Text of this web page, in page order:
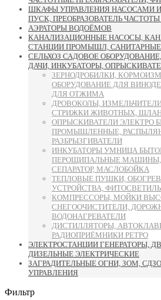
ШКАФЫ УПРАВЛЕНИЯ НАСОСАМИ
ПУСК, ПРЕОБРАЗОВАТЕЛЬ ЧАСТОТЫ
АЭРАТОРЫ ВОДОЁМОВ
КАНАЛИЗАЦИОННЫЕ НАСОСЫ,
СТАНЦИИ ПРОМЫШЛ,
СЕЛЬХОЗ САДОВОЕ
ДАЧИ, ИНКУБАТОРЫ,
ЗЕРНОДРОБИЛКИ,
ОБОРУДОВАНИЕ ДЛЯ
ДЛЯ ОТЖИМА
ДРОВОКОЛЫ,
СТРИЖКИ ЖИВОТНЫХ,
ОПРЫСКИВАТЕЛИ ЭЛЕКТРО
ПРОМЫШЛЕННЫЕ,
РАЗБРЫЗГИВАТЕЛИ
ИНКУБАТОРЫ УМНИЦА
ПЕРОЩИПАЛЬНЫЕ МАШИНЫ,
СЕПАРАТОР, МАСЛОБОЙКА
ТЕПЛОВЫЕ ПУШКИ,
УСТРОЙСТВА,
КОМПРЕССОРЫ, МОЙКИ
СНЕГООЧИСТИТЕЛИ,
ВОДОНАГРЕВАТЕЛИ
ДИСТИЛЛЯТОРЫ,
РАДИОПРИЁМНИКИ РЕТРО
ЭЛЕКТРОСТАНЦИИ ГЕНЕРАТОРЫ,
ДИЗЕЛЬНЫЕ ЭЛЕКТРИЧЕСКИЕ
ЗАГРАДИТЕЛЬНЫЕ ОГНИ, ЗОМ,
УПРАВЛЕНИЯ
Фильтр